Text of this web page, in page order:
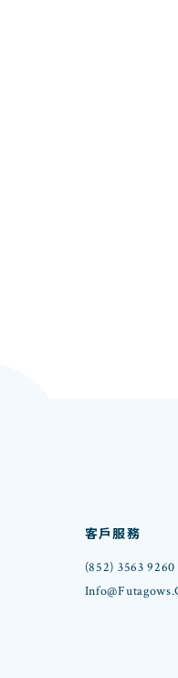
客戶服務
(852) 3563 9260